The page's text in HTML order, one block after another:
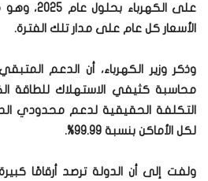
على
الأسعار كل عام على مدار تلك الفترة.
وذكر وزير الكهرباء، أن الدعم
محاسبة كثيفي الاستهلاك للطاقة
التكلفة الحقيقية لدعم محدودي
لكل الأماكن بنسبة 99.99%.
ولفت إلى أن الدولة ترصد أرقامًا